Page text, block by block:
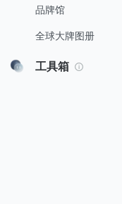
品牌馆
全球大牌图册
工具箱